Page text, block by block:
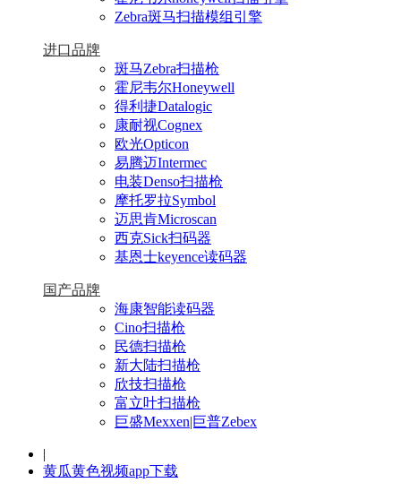
Zebra斑马扫描模组引擎
进口品牌
斑马Zebra扫描枪
霍尼韦尔Honeywell
得利捷Datalogic
康耐视Cognex
欧光Opticon
易腾迈Intermec
电装Denso扫描枪
摩托罗拉Symbol
迈思肯Microscan
西克Sick扫码器
基恩士keyence读码器
国产品牌
海康智能读码器
Cino扫描枪
民德扫描枪
新大陆扫描枪
欣技扫描枪
富立叶扫描枪
巨盛Mexxen|巨普Zebex
|
黄瓜黄色视频app下载